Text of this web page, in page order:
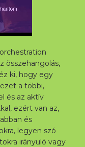
összehangolás,
ki, hogy egy
a többi,
és az aktív
ezért van az,
és
legyen szó
irányuló vagy